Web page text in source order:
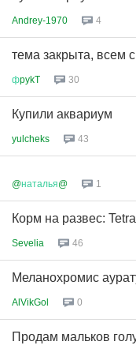
Andrey-1970 4
тема закрыта, всем
фpykT 30
Купили аквариум
yulcheks 43
@наталья@ 1
Корм на развес:
Sevelia 46
Меланохромис
AlVikGol 0
Продам мальков